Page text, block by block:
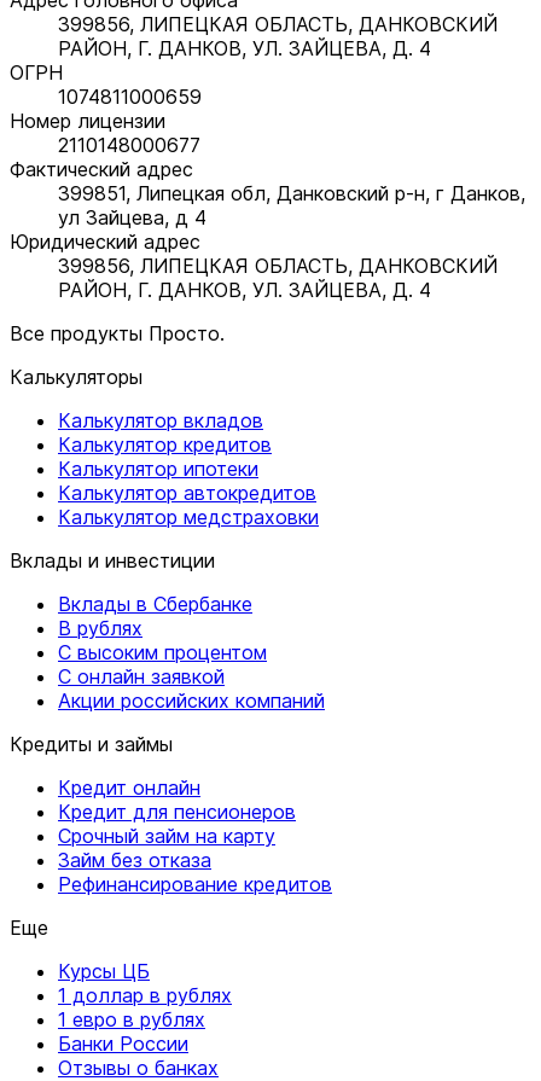
399856, ЛИПЕЦКАЯ ОБЛАСТЬ, ДАНКОВСКИЙ
РАЙОН, Г. ДАНКОВ, УЛ. ЗАЙЦЕВА, Д. 4
ОГРН
1074811000659
Номер лицензии
2110148000677
Фактический адрес
399851, Липецкая обл, Данковский р-н, г Данков,
ул Зайцева, д 4
Юридический адрес
399856, ЛИПЕЦКАЯ ОБЛАСТЬ, ДАНКОВСКИЙ
РАЙОН, Г. ДАНКОВ, УЛ. ЗАЙЦЕВА, Д. 4
Все продукты Просто.
Калькуляторы
Калькулятор вкладов
Калькулятор кредитов
Калькулятор ипотеки
Калькулятор автокредитов
Калькулятор медстраховки
Вклады и инвестиции
Вклады в Сбербанке
В рублях
С высоким процентом
С онлайн заявкой
Акции российских компаний
Кредиты и займы
Кредит онлайн
Кредит для пенсионеров
Срочный займ на карту
Займ без отказа
Рефинансирование кредитов
Еще
Курсы ЦБ
1 доллар в рублях
1 евро в рублях
Банки России
Отзывы о банках